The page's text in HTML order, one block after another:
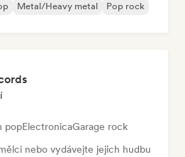
Metal/Heavy metal Pop rock
popElectronicaGarage rock
nebo vydávejte jejich hudbu